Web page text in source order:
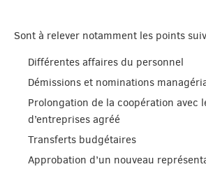
Sont à relever notamment les points
Différentes affaires du personnel
Démissions et nominations
Prolongation de la coopération avec
d’entreprises agréé
Transferts budgétaires
Approbation d’un nouveau